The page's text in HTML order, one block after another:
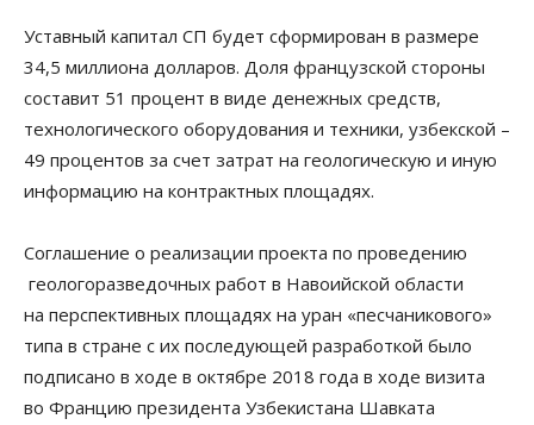
Уставный капитал СП будет сформирован в размере
34,5 миллиона долларов. Доля французской стороны
составит 51 процент в виде денежных средств,
технологического оборудования и техники, узбекской –
49 процентов за счет затрат на геологическую и иную
информацию на контрактных площадях.
Соглашение о реализации проекта по проведению
геологоразведочных работ в Навоийской области
на перспективных площадях на уран «песчаникового»
типа в стране с их последующей разработкой было
подписано в ходе в октябре 2018 года в ходе визита
во Францию президента Узбекистана Шавката